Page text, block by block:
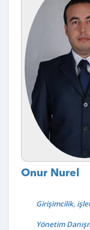
Onur Nurel
Girişimcilik,
Yönetim